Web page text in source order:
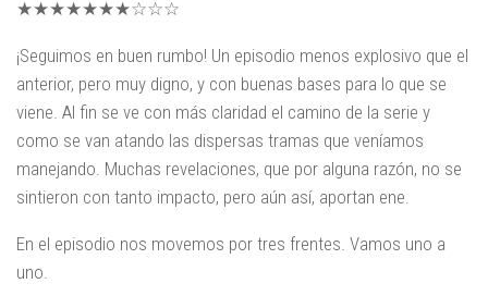
★★★★★★★☆☆☆
¡Seguimos en buen rumbo! Un episodio menos explosivo que el
anterior, pero muy digno, y con buenas bases para lo que se
viene. Al fin se ve con más claridad el camino de la serie y
como se van atando las dispersas tramas que veníamos
manejando. Muchas revelaciones, que por alguna razón, no se
sintieron con tanto impacto, pero aún así, aportan ene.
En el episodio nos movemos por tres frentes. Vamos uno a
uno.